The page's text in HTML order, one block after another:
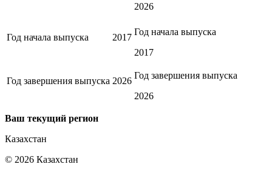
2026
Год начала выпуска 2017
Год начала выпуска
2017
Год завершения выпуска 2026
Год завершения выпуска
2026
Ваш текущий регион
Казахстан
© 2026 Казахстан